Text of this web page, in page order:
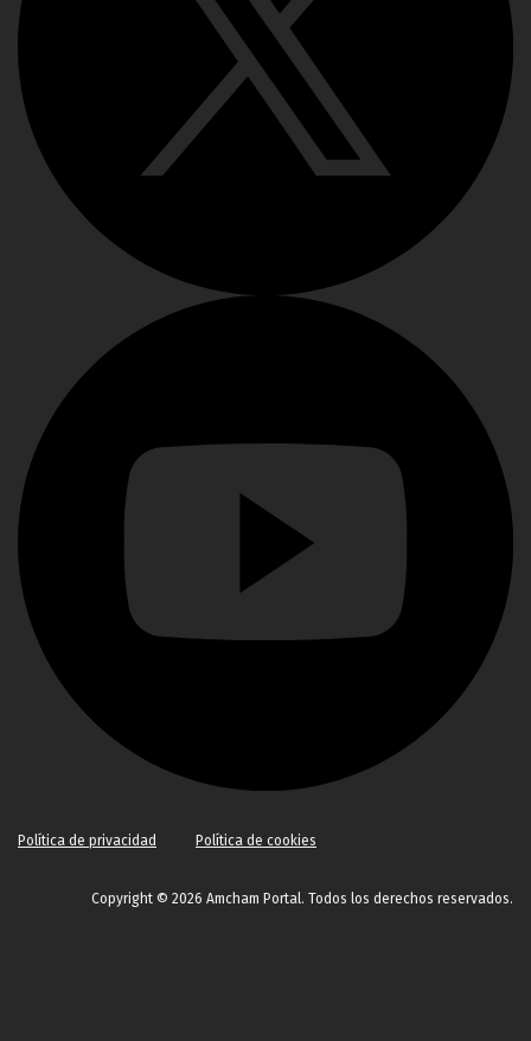
Política de privacidad Política de cookies
Copyright © 2026 Amcham Portal. Todos los derechos reservados.